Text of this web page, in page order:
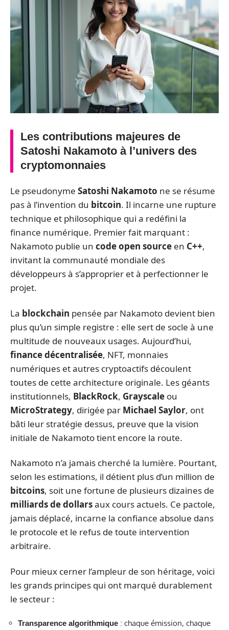
Les contributions majeures de
Satoshi Nakamoto à l’univers des
cryptomonnaies
Le pseudonyme Satoshi Nakamoto ne se résume
pas à l’invention du bitcoin. Il incarne une rupture
technique et philosophique qui a redéfini la
finance numérique. Premier fait marquant :
Nakamoto publie un code open source en C++,
invitant la communauté mondiale des
développeurs à s’approprier et à perfectionner le
projet.
La blockchain pensée par Nakamoto devient bien
plus qu’un simple registre : elle sert de socle à une
multitude de nouveaux usages. Aujourd’hui,
finance décentralisée, NFT, monnaies
numériques et autres cryptoactifs découlent
toutes de cette architecture originale. Les géants
institutionnels, BlackRock, Grayscale ou
MicroStrategy, dirigée par Michael Saylor, ont
bâti leur stratégie dessus, preuve que la vision
initiale de Nakamoto tient encore la route.
Nakamoto n’a jamais cherché la lumière. Pourtant,
selon les estimations, il détient plus d’un million de
bitcoins, soit une fortune de plusieurs dizaines de
milliards de dollarsaux cours actuels. Ce pactole,
jamais déplacé, incarne la confiance absolue dans
le protocole et le refus de toute intervention
arbitraire.
Pour mieux cerner l’ampleur de son héritage, voici
les grands principes qui ont marqué durablement
le secteur :
Transparence algorithmique : chaque émission, chaque